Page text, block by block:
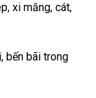
xi măng, cát,
bến bãi trong